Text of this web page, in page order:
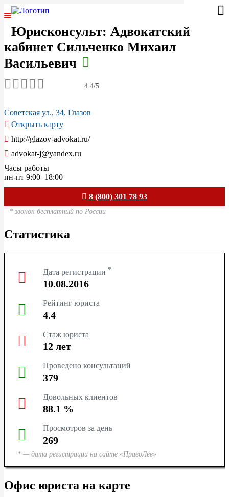
Юрисконсульт: Адвокатский
кабинет Сильченко Михаил
Васильевич
4.4/5
Советская ул., 34, Глазов
Открыть карту
http://glazov-advokat.ru/
advokat-j@yandex.ru
Часы работы
пн-пт 9:00–18:00
8 (800) 301 78 93
* звонок бесплатный по России
Статистика
Дата регистрации *
10.08.2016
Рейтинг юриста
4.4
Стаж юриста
12 лет
Проведено консультаций
379
Довольных клиентов
88.1 %
Просмотров за день
269
* — дата регистрации на сайте «ПравоЛев»
Офис юриста на карте
ГЛАВНАЯ
СПЕЦИАЛИЗАЦИИ
АВТОРСКОЕ ПРАВО
УГОЛОВНОЕ ПРАВО
МОСКВА
ТЮМЕНЬ
КРАСНОДАР
КРАСНОЯРСК
НОВОСИБИРСК
КЕМЕРОВО